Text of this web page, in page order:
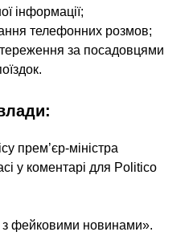
інформації;
телефонних розмов;
за посадовцями
прем’єр-міністра
у коментарі для Politico
фейковими новинами».